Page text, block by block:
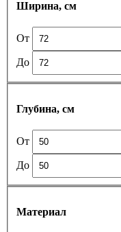
Ширина, см
От
До
Глубина, см
От
До
Материал